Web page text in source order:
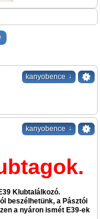
kanyobence ↓
kanyobence ↓
Klubtalálkozó.
beszélhetünk, a Pásztói
a nyáron ismét E39-ek